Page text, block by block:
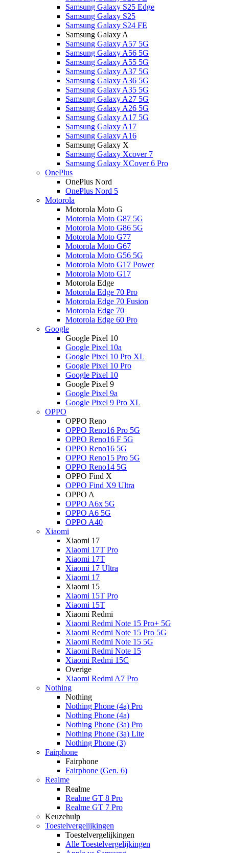
Samsung Galaxy S25 Edge
Samsung Galaxy S25
Samsung Galaxy S24 FE
Samsung Galaxy A
Samsung Galaxy A57 5G
Samsung Galaxy A56 5G
Samsung Galaxy A55 5G
Samsung Galaxy A37 5G
Samsung Galaxy A36 5G
Samsung Galaxy A35 5G
Samsung Galaxy A27 5G
Samsung Galaxy A26 5G
Samsung Galaxy A17 5G
Samsung Galaxy A17
Samsung Galaxy A16
Samsung Galaxy X
Samsung Galaxy Xcover 7
Samsung Galaxy XCover 6 Pro
OnePlus
OnePlus Nord
OnePlus Nord 5
Motorola
Motorola Moto G
Motorola Moto G87 5G
Motorola Moto G86 5G
Motorola Moto G77
Motorola Moto G67
Motorola Moto G56 5G
Motorola Moto G17 Power
Motorola Moto G17
Motorola Edge
Motorola Edge 70 Pro
Motorola Edge 70 Fusion
Motorola Edge 70
Motorola Edge 60 Pro
Google
Google Pixel 10
Google Pixel 10a
Google Pixel 10 Pro XL
Google Pixel 10 Pro
Google Pixel 10
Google Pixel 9
Google Pixel 9a
Google Pixel 9 Pro XL
OPPO
OPPO Reno
OPPO Reno16 Pro 5G
OPPO Reno16 F 5G
OPPO Reno16 5G
OPPO Reno15 Pro 5G
OPPO Reno14 5G
OPPO Find X
OPPO Find X9 Ultra
OPPO A
OPPO A6x 5G
OPPO A6 5G
OPPO A40
Xiaomi
Xiaomi 17
Xiaomi 17T Pro
Xiaomi 17T
Xiaomi 17 Ultra
Xiaomi 17
Xiaomi 15
Xiaomi 15T Pro
Xiaomi 15T
Xiaomi Redmi
Xiaomi Redmi Note 15 Pro+ 5G
Xiaomi Redmi Note 15 Pro 5G
Xiaomi Redmi Note 15 5G
Xiaomi Redmi Note 15
Xiaomi Redmi 15C
Overige
Xiaomi Redmi A7 Pro
Nothing
Nothing
Nothing Phone (4a) Pro
Nothing Phone (4a)
Nothing Phone (3a) Pro
Nothing Phone (3a) Lite
Nothing Phone (3)
Fairphone
Fairphone
Fairphone (Gen. 6)
Realme
Realme
Realme GT 8 Pro
Realme GT 7 Pro
Keuzehulp
Toestelvergelijkingen
Toestelvergelijkingen
Alle Toestelvergelijkingen